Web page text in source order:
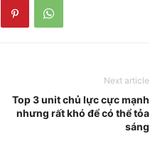
Next article
Top 3 unit chủ lực cực mạnh
nhưng rất khó để có thể tỏa
sáng